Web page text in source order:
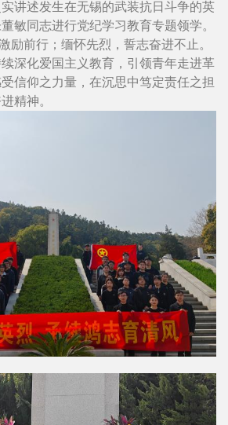
讲述发生在无锡的武装抗日斗争的英
敏同志进行党纪学习教育专题领学。
励前行；缅怀先烈，誓志奋进不止。
深化爱国主义教育，引领青年走进革
信仰之力量，在沉思中笃定责任之担
精神。